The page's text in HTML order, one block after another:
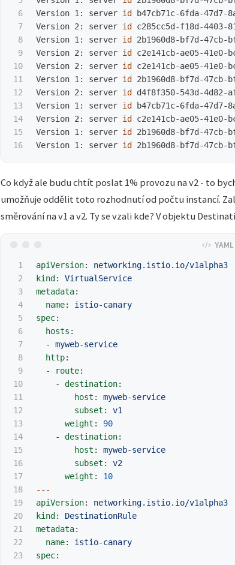
6
7
8
9
10
11
12
13
14
15
Version 1: server id
b47cb71c-6fda-47d7-
Version 2: server id c285cc5d-f18d-4403-
Version 1: server id 2b1960d8-bf7d-47cb-
Version 2: server id c2e141cb-ae05-41e0-
Version 2: server id c2e141cb-ae05-41e0-
Version 1: server id 2b1960d8-bf7d-47cb-
Version 2: server id d4f8f350-543d-4d82-
Version 1: server id
b47cb71c-6fda-47d7-
Version 2: server id c2e141cb-ae05-41e0-
Version 1: server id 2b1960d8-bf7d-47cb-
Version 1: server id
Co když ale budu chtít poslat 1% provozu na v2 - to
umožňuje oddělit toto rozhodnutí od počtu instancí.
směrování na v1 a v2. Ty se vzali kde? V objektu
1
2
3
4
5
6
7
8
9
10
11
12
13
14
15
16
17
18
19
20
21
22
23
apiVersion:
networking.istio.io/v1alpha3
kind:
VirtualService
metadata:
name:
istio-canary
spec:
hosts :
-
myweb-service
http:
-
route:
-
destination:
host :
myweb-service
subset :
v1
weight :
90
-
destination:
host :
myweb-service
subset :
v2
weight :
10
---
apiVersion:
networking.istio.io/v1alpha3
kind:
DestinationRule
metadata:
name:
istio-canary
spec: